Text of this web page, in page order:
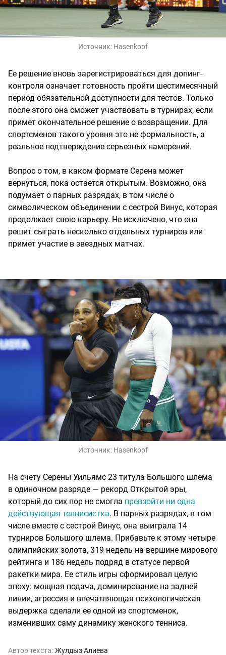
Источник: Hasenkopf
Ее решение вновь зарегистрироваться для допинг-
контроля означает готовность пройти шестимесячный
период обязательной доступности для тестов. Только
после этого она сможет участвовать в турнирах, если
примет окончательное решение о возвращении. Для
спортсменов такого уровня это не формальность, а
реальное подтверждение серьезных намерений.
Вопрос о том, в каком формате Серена может
вернуться, пока остается открытым. Возможно, она
подумает о парных разрядах, в том числе о
символическом объединении с сестрой Винус, которая
продолжает свою карьеру. Не исключено, что она
решит сыграть несколько отдельных турниров или
примет участие в звездных матчах.
Источник: Hasenkopf
На счету Серены Уильямс 23 титула Большого шлема
в одиночном разряде — рекорд Открытой эры,
который до сих пор не смогла превзойти ни одна
действующая теннисистка. В парных разрядах, в том
числе вместе с сестрой Винус, она выиграла 14
турниров Большого шлема. Прибавьте к этому четыре
олимпийских золота, 319 недель на вершине мирового
рейтинга и 186 недель подряд в статусе первой
ракетки мира. Ее стиль игры сформировал целую
эпоху: мощная подача, доминирование на задней
линии, агрессия и впечатляющая психологическая
выдержка сделали ее одной из спортсменок,
изменивших саму динамику женского тенниса.
Автор текста: Жулдыз Алиева